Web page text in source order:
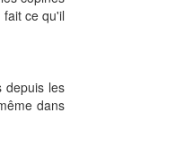
ce qu'il
depuis les
dans